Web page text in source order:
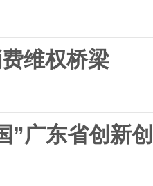
维权桥梁
”广东省创新